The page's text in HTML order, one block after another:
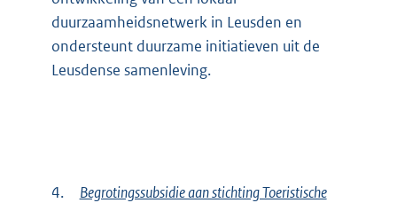
duurzaamheidsnetwerk in Leusden en
ondersteunt duurzame initiatieven uit de
Leusdense samenleving.
4.
Begrotingssubsidie aan stichting Toeristische